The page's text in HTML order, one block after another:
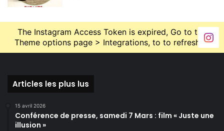
The Instagram Access Token is expired, Go to the
Theme options page > Integrations, to to refresh it.
Articles les plus lus
15 avril 2026
Conférence de presse, samedi 7 Mars : film « Juste une
illusion »